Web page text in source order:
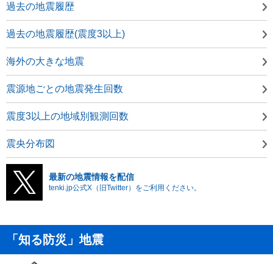
過去の地震履歴
過去の地震履歴(震度3以上)
海外の大きな地震
震源地ごとの地震発生回数
震度3以上の地域別観測回数
震央分布図
最新の地震情報を配信
tenki.jp公式X（旧Twitter）をご利用ください。
「知る防災」地震